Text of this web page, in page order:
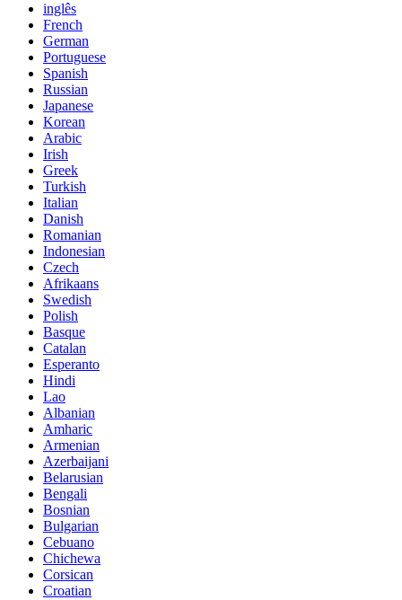
inglês
French
German
Portuguese
Spanish
Russian
Japanese
Korean
Arabic
Irish
Greek
Turkish
Italian
Danish
Romanian
Indonesian
Czech
Afrikaans
Swedish
Polish
Basque
Catalan
Esperanto
Hindi
Lao
Albanian
Amharic
Armenian
Azerbaijani
Belarusian
Bengali
Bosnian
Bulgarian
Cebuano
Chichewa
Corsican
Croatian